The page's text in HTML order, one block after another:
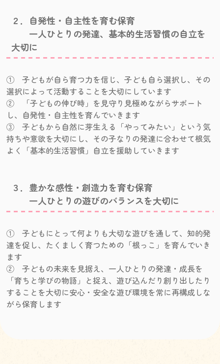
２．自発性・自主性を育む保育
一人ひとりの発達、基本的生活習慣の自立を
大切に
① 子どもが自ら育つ力を信じ、子ども自ら選択し、その
選択によって活動することを大切にしています
② 「子どもの伸び時」を見守り見極めながらサポート
し、自発性・自主性を育んでいきます
③ 子どもから自然に芽生える「やってみたい」という気
持ちや意欲を大切にし、その子なりの発達に合わせて根気
よく「基本的生活習慣」自立を援助していきます
３．豊かな感性・創造力を育む保育
一人ひとりの遊びのバランスを大切に
① 子どもにとって何よりも大切な遊びを通して、知的発
達を促し、たくましく育つための「根っこ」を育んでいき
ます
② 子どもの未来を見据え、一人ひとりの発達・成長を
「育ちと学びの物語」と捉え、遊び込んだり創り出したり
することを大切に安心・安全な遊び環境を常に再構成しな
がら保育します